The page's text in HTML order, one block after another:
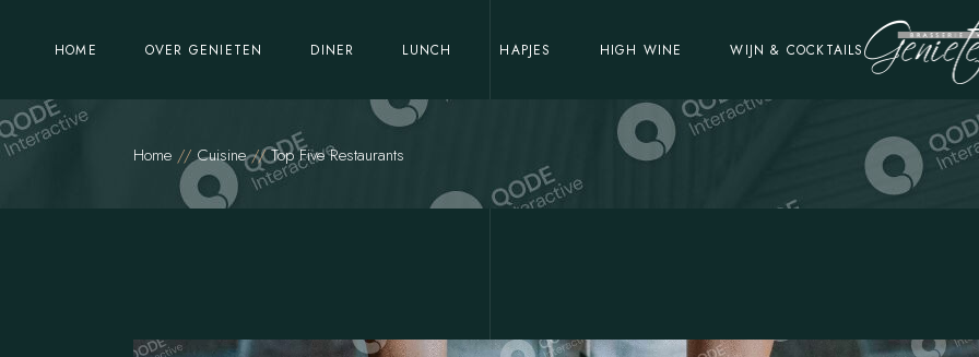
HOME OVER GENIETEN
Feesten & Partijen
Vacatures
DINER LUNCH HAPJES HIGH WINE WIJN & COCKTAILS
Feesten & Partijen
Home Cuisine Top Five Restaurants